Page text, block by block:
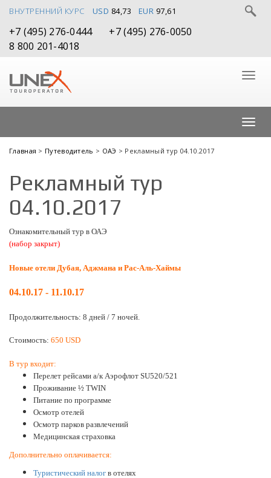
ВНУТРЕННИЙ КУРС USD 84,73 EUR 97,61
+7 (495) 276-0444
+7 (495) 276-0050
8 800 201-4018
Главная > Путеводитель > ОАЭ > Рекламный тур 04.10.2017
Рекламный тур
04.10.2017
Ознакомительный тур в ОАЭ
(набор закрыт)
Новые отели Дубая, Аджмана и Рас-Аль-Хаймы
04.10.17 - 11.10.17
Продолжительность: 8 дней / 7 ночей.
Стоимость: 650 USD
В тур входит:
Перелет рейсами а/к Аэрофлот SU520/521
Проживание ½ TWIN
Питание по программе
Осмотр отелей
Осмотр парков развлечений
Медицинская страховка
Дополнительно оплачивается:
Туристический налог в отелях